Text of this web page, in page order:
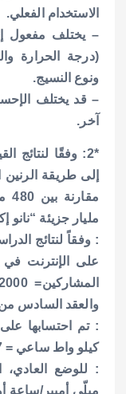
الاستخدام الفعلي.
– يختلف مفعول
(درجة الحرارة
ونوع النسيج.
– قد يختلف
آخر.
*2: وفقًا لنتائج
إلى طريقة
مليار جزيئة “نانو
: وفقاً لنتائج
والعقد السادس
كيلو واط ساعي = 27 ين (متضمنة الضرائب)